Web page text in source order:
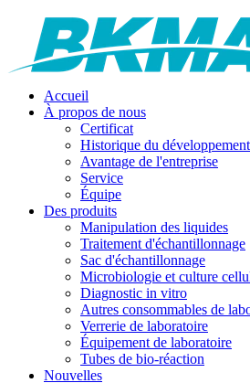
Accueil
À propos de nous
Certificat
Historique du développement
Avantage de l'entreprise
Service
Équipe
Des produits
Manipulation des liquides
Traitement d'échantillonnage
Sac d'échantillonnage
Microbiologie et culture
Diagnostic in vitro
Autres consommables de
Verrerie de laboratoire
Équipement de laboratoire
Tubes de bio-réaction
Nouvelles